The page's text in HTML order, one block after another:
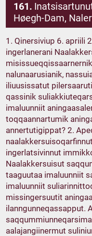
161.
Høegh-Dam,
1. Qinersiviup 6. apriili
ingerlanerani
nalunaarusianik,
iliuusissatut
qassinik
imaluunniit
toqqaannartumik
annertutigippat? 2.
ingerlatsivinnut
Naalakkersuisut
taaguutaa imaluunniit
imaluunniit
missingersuutit
ilanngunneqassapput.
aalajangiinermut